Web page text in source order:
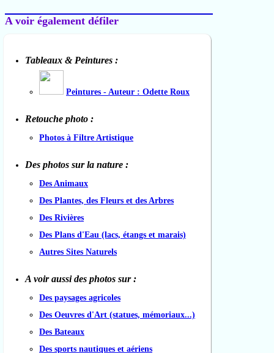
A voir également défiler
Tableaux & Peintures :
Peintures - Auteur : Odette Roux
Retouche photo :
Photos à Filtre Artistique
Des photos sur la nature :
Des Animaux
Des Plantes, des Fleurs et des Arbres
Des Rivières
Des Plans d'Eau (lacs, étangs et marais)
Autres Sites Naturels
A voir aussi des photos sur :
Des paysages agricoles
Des Oeuvres d'Art (statues, mémoriaux...)
Des Bateaux
Des sports nautiques et aériens